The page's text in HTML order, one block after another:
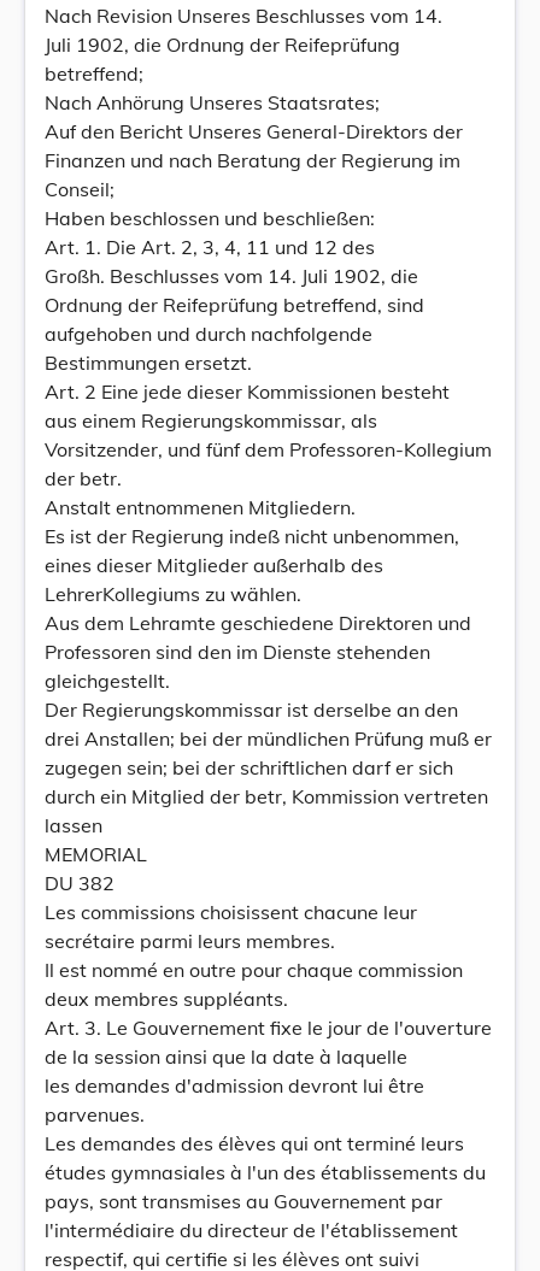
Nach Revision Unseres Beschlusses vom 14.
Juli 1902, die Ordnung der Reifeprüfung
betreffend;
Nach Anhörung Unseres Staatsrates;
Auf den Bericht Unseres General-Direktors der
Finanzen und nach Beratung der Regierung im
Conseil;
Haben beschlossen und beschließen:
Art. 1. Die Art. 2, 3, 4, 11 und 12 des
Großh. Beschlusses vom 14. Juli 1902, die
Ordnung der Reifeprüfung betreffend, sind
aufgehoben und durch nachfolgende
Bestimmungen ersetzt.
Art. 2 Eine jede dieser Kommissionen besteht
aus einem Regierungskommissar, als
Vorsitzender, und fünf dem Professoren-Kollegium
der betr.
Anstalt entnommenen Mitgliedern.
Es ist der Regierung indeß nicht unbenommen,
eines dieser Mitglieder außerhalb des
LehrerKollegiums zu wählen.
Aus dem Lehramte geschiedene Direktoren und
Professoren sind den im Dienste stehenden
gleichgestellt.
Der Regierungskommissar ist derselbe an den
drei Anstallen; bei der mündlichen Prüfung muß er
zugegen sein; bei der schriftlichen darf er sich
durch ein Mitglied der betr, Kommission vertreten
lassen
MEMORIAL
DU 382
Les commissions choisissent chacune leur
secrétaire parmi leurs membres.
Il est nommé en outre pour chaque commission
deux membres suppléants.
Art. 3. Le Gouvernement fixe le jour de l'ouverture
de la session ainsi que la date à laquelle
les demandes d'admission devront lui être
parvenues.
Les demandes des élèves qui ont terminé leurs
études gymnasiales à l'un des établissements du
pays, sont transmises au Gouvernement par
l'intermédiaire du directeur de l'établissement
respectif, qui certifie si les élèves ont suivi